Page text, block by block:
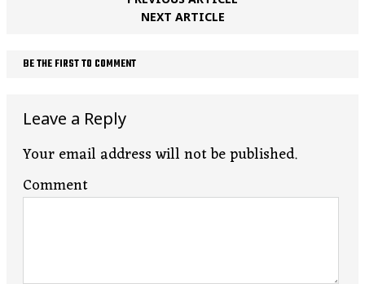
NEXT ARTICLE
BE THE FIRST TO COMMENT
Leave a Reply
Your email address will not be published.
Comment